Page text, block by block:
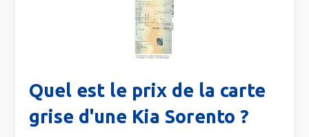
Quel est le prix de la carte
grise d'une Kia Sorento ?